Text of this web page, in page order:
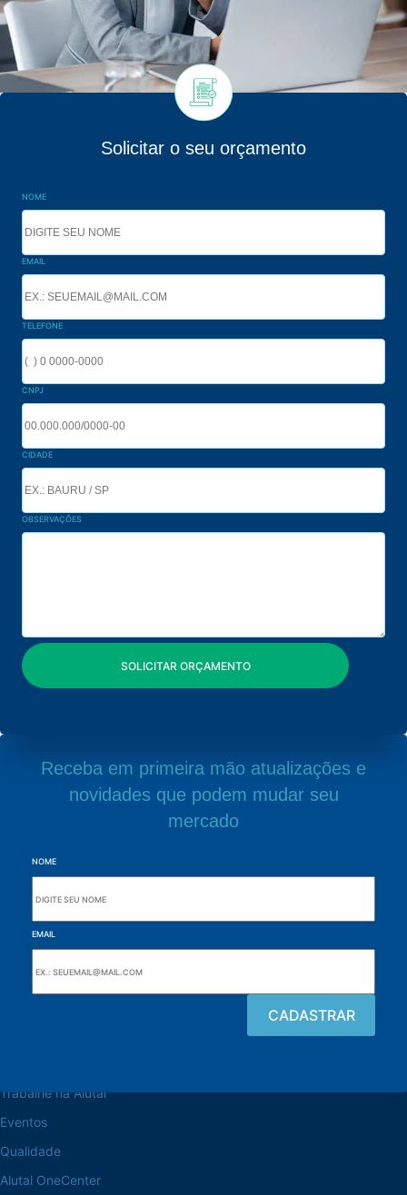
Solicitar o seu orçamento
NOME
EMAIL
TELEFONE
CNPJ
CIDADE
OBSERVAÇÕES
Receba em primeira mão atualizações e
novidades que podem mudar seu
mercado
NOME
EMAIL
Trabalhe na Alutal
Eventos
Qualidade
Alutal OneCenter